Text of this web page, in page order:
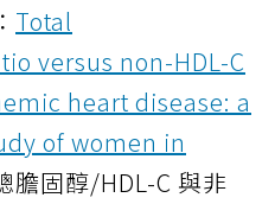
Total
versus non-HDL-C
heart disease: a
of women in
膽固醇/HDL-C 與非